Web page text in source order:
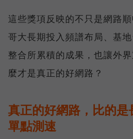
這些獎項反映的不只是網路
哥大長期投入頻譜布局、基
整合所累積的成果，也讓外
麼才是真正的好網路？
真正的好網路，比的
單點測速